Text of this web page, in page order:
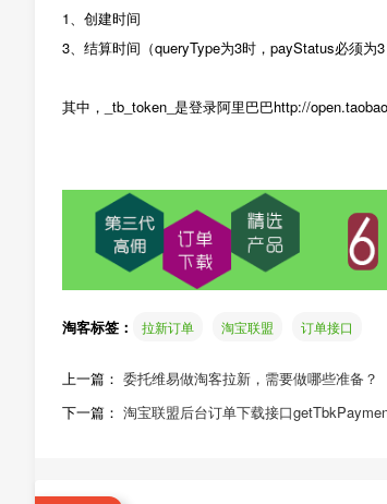
1、创建时间
3、结算时间（queryType为3时，payStatus必须为3
其中，_tb_token_是登录阿里巴巴http://
淘客标签： 拉新订单 淘宝联盟 订单接口
上一篇： 委托维易做淘客拉新，需要做哪些准备？
下一篇： 淘宝联盟后台订单下载接口